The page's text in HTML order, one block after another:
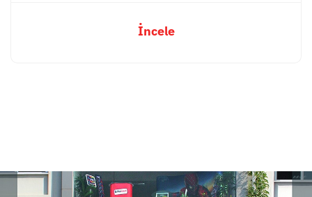
İncele